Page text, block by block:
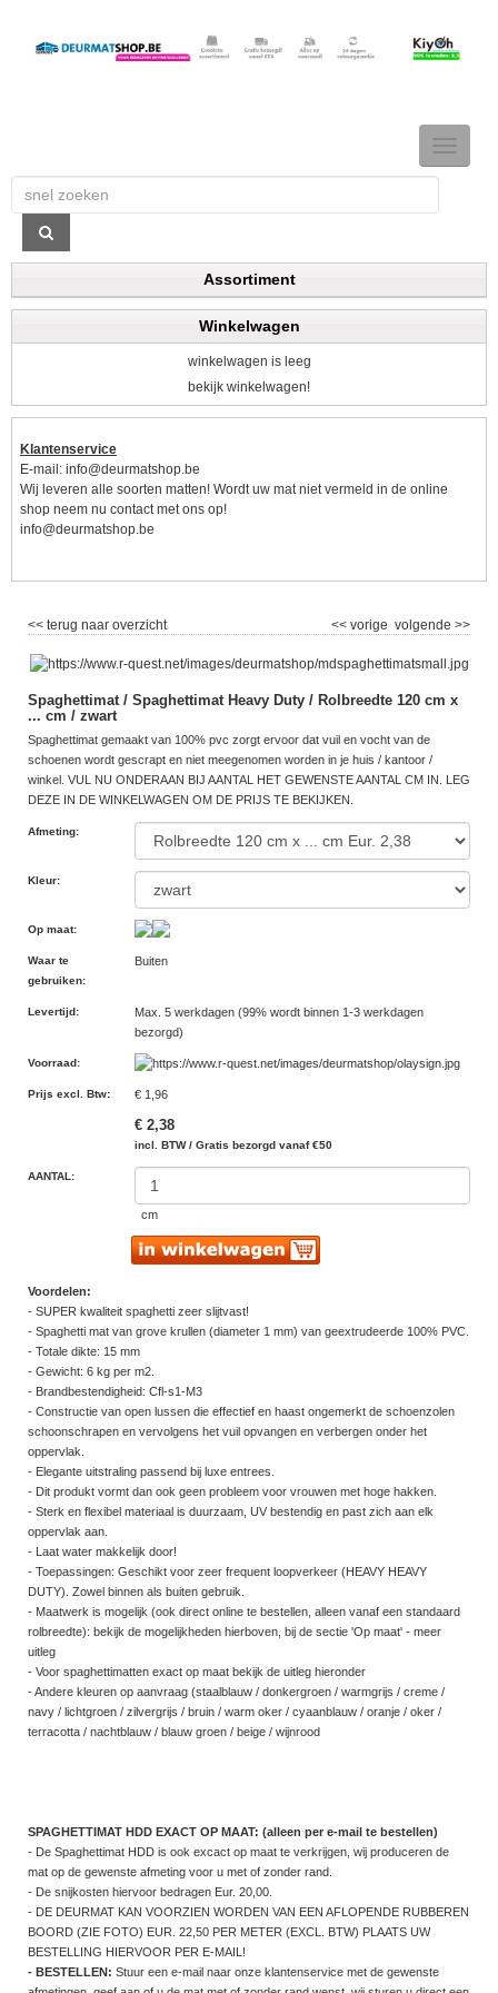
TOGGLE
Assortiment
Winkelwagen
winkelwagen is leeg
bekijk winkelwagen!
Klantenservice
E-mail: info@deurmatshop.be
Wij leveren alle soorten matten! Wordt uw mat niet vermeld in de online
shop neem nu contact met ons op!
info@deurmatshop.be
<< terug naar overzicht volgende >>
<< vorige
Spaghettimat / Spaghettimat Heavy Duty / Rolbreedte 120 cm x
... cm / zwart
Spaghettimat gemaakt van 100% pvc zorgt ervoor dat vuil en vocht van de
schoenen wordt gescrapt en niet meegenomen worden in je huis / kantoor /
winkel. VUL NU ONDERAAN BIJ AANTAL HET GEWENSTE AANTAL CM IN. LEG
DEZE IN DE WINKELWAGEN OM DE PRIJS TE BEKIJKEN.
Afmeting:
Kleur:
Op maat:
Waar te
gebruiken:
Buiten
Levertijd :
Max. 5 werkdagen (99% wordt binnen 1-3 werkdagen
bezorgd)
Voorraad :
Prijs excl. Btw: € 1,96
€ 2,38
incl. BTW / Gratis bezorgd vanaf €50
AANTAL:
cm
Voordelen:
- SUPER kwaliteit spaghetti zeer slijtvast!
- Spaghetti mat van grove krullen (diameter 1 mm) van geextrudeerde 100% PVC.
- Totale dikte: 15 mm
- Gewicht: 6 kg per m2.
- Brandbestendigheid: Cfl-s1-M3
- Constructie van open lussen die effectief en haast ongemerkt de schoenzolen
schoonschrapen en vervolgens het vuil opvangen en verbergen onder het
oppervlak.
- Elegante uitstraling passend bij luxe entrees.
- Dit produkt vormt dan ook geen probleem voor vrouwen met hoge hakken.
- Sterk en flexibel materiaal is duurzaam, UV bestendig en past zich aan elk
oppervlak aan.
- Laat water makkelijk door!
- Toepassingen: Geschikt voor zeer frequent loopverkeer (HEAVY HEAVY
DUTY). Zowel binnen als buiten gebruik.
- Maatwerk is mogelijk (ook direct online te bestellen, alleen vanaf een standaard
rolbreedte): bekijk de mogelijkheden hierboven, bij de sectie 'Op maat' - meer
uitleg
- Voor spaghettimatten exact op maat bekijk de uitleg hieronder
- Andere kleuren op aanvraag (staalblauw / donkergroen / warmgrijs / creme /
navy / lichtgroen / zilvergrijs / bruin / warm oker / cyaanblauw / oranje / oker /
terracotta / nachtblauw / blauw groen / beige / wijnrood
SPAGHETTIMAT HDD EXACT OP MAAT: (alleen per e-mail te bestellen)
- De Spaghettimat HDD is ook excact op maat te verkrijgen, wij produceren de
mat op de gewenste afmeting voor u met of zonder rand.
- De snijkosten hiervoor bedragen Eur. 20,00.
- DE DEURMAT KAN VOORZIEN WORDEN VAN EEN AFLOPENDE RUBBEREN
BOORD (ZIE FOTO) EUR. 22,50 PER METER (EXCL. BTW) PLAATS UW
BESTELLING HIERVOOR PER E-MAIL!
- BESTELLEN: Stuur een e-mail naar onze klantenservice met de gewenste